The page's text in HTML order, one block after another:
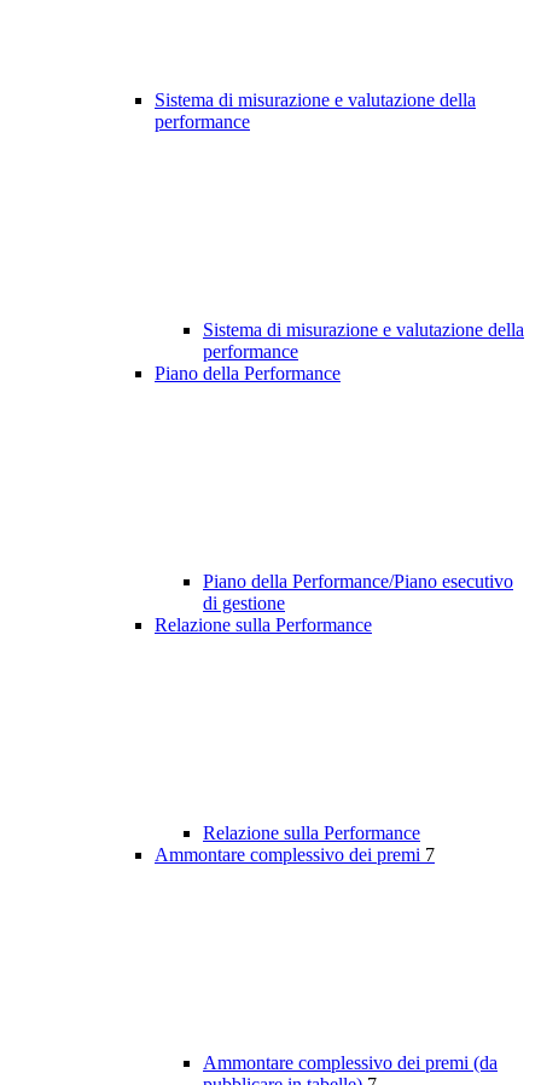
Sistema di misurazione e valutazione della
performance
Sistema di misurazione e valutazione della
performance
Piano della Performance
Piano della Performance/Piano esecutivo
di gestione
Relazione sulla Performance
Relazione sulla Performance
Ammontare complessivo dei premi 7
Ammontare complessivo dei premi (da